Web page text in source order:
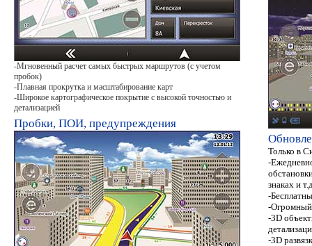
-Мгновенный расчет самых быстрых маршрутов (с учетом
пробок)
-Плавная прокрутка и масштабирование карт
-Широкое картографическое покрытие с высокой точностью и
детализацией
Пробки, ПОИ, предупреждения
Только в
-
знаках и
-
-Огромный
-3D
-3D